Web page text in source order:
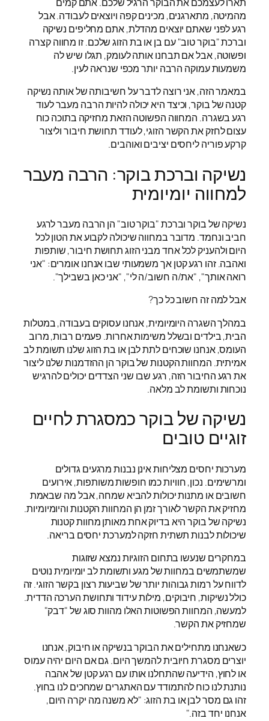
מהמיטה, מתארגנים, מכינים קפה ויוצאים לעבודה. אבל
רגע לפני שאתם יוצאים מהדלת, אתם מחליפים נשיקה
וברכת "בוקר טוב" עם בן או בת הזוג שלכם. זו מחווה קצרה
ופשוטה, אבל אם תבחנו אותה לעומק, תגלו שיש לה
משמעות עמוקה הרבה יותר מכפי שנראה לעין.
במאמר הזה, אני רוצה לדבר על חשיבותה של אותה נשיקה
קטנה של בוקר, וכיצד היא יכולה להיות הרבה מעבר לעוד
רגע בשגרה. המחווה הפשוטה הזאת מחזיקה בתוכה כוח
עצום לחזק את הקשר הזוגי, לעודד תחושת חיבור וליצור
קרקע פוריה ליחסים יציבים ואוהבים.
נשיקה וברכת בוקר: הרבה מעבר
למחווה יומיומית
נשיקה של בוקר וברכת "בוקר טוב" הן הרבה מעבר לרגע
חביב ונחמד. מדובר במחווה שיכולה לקבוע את הטון לכל
היום ולהעניק לכל אחד מבני הזוג תחושת חיבור, שותפות
ואהבה. זהו רגע קטן אך משמעותי שבו אנחנו אומרים: "אני
רואה אותך", "את/ה חשוב/ה לי", "אני כאן בשבילך".
אבל למה זה חשוב כל כך?
במהלך השגרה היומיומית, אנחנו עסוקים בעבודה, במטלות
הבית, בילדים ובשלל משימות אחרות. פעמים רבות, מרוב
העומס, אנחנו שוכחים לתת לבן או בת הזוג שלנו תשומת לב
אמיתית. המחוות הקטנות של בוקר הן ההזדמנות שלנו ליצור
את רגע החיבור הזה, רגע שבו שני הצדדים יכולים להרגיש
נוכחות ותשומת לב מלאה.
נשיקה של בוקר כמסגרת לחיים
זוגיים טובים
מערכות יחסים מצליחות אינן נבנות מרגעים גדולים
ומרשימים. נכון, חוויות כמו חופשות משותפות, אירועים
חשובים או מתנות יכולות להביא שמחה, אבל מה שבאמת
מחזיק את הקשר לאורך זמן הן המחוות הקטנות והיומיומיות.
נשיקה של בוקר היא בדיוק אחת מאותן מחוות קטנות
שיכולות לבנות תשתית חזקה למערכת יחסים בריאה.
במחקרים שנעשו בתחום הזוגיות נמצא שזוגות
שמשתמשים במחוות של מגע ותשומת לב יומיומית נוטים
לדווח על רמות גבוהות יותר של שביעות רצון בקשר הזוגי. זה
כולל נשיקות, חיבוקים, מילות עידוד ותחושת הערכה הדדית.
למעשה, המחוות הפשוטות האלו מהוות סוג של "דבק"
שמחזיק את הקשר.
כשאנחנו מתחילים את הבוקר בנשיקה או חיבוק, אנחנו
יוצרים מסגרת חיובית להמשך היום. גם אם היום יהיה עמוס
או לחוץ, הידיעה שהתחלנו אותו עם רגע קטן של אהבה
נותנת לנו כוח להתמודד עם האתגרים שמחכים לנו בחוץ.
זהו גם מסר לבן או בת הזוג: "לא משנה מה יקרה היום,
אנחנו יחד בזה."